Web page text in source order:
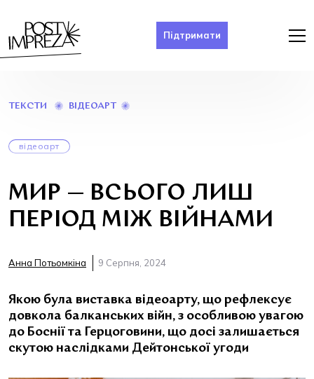
Підтримати
ТЕКСТИ ВІДЕОАРТ
ВІЙНАМИ
відеоарт
МИР — ВСЬОГО ЛИШ
ПЕРІОД МІЖ ВІЙНАМИ
Анна Потьомкіна 9 Серпня, 2024
Якою була виставка відеоарту, що рефлексує
довкола балканських війн, з особливою увагою
до Боснії та Герцоговини, що досі залишається
скутою наслідками Дейтонської угоди